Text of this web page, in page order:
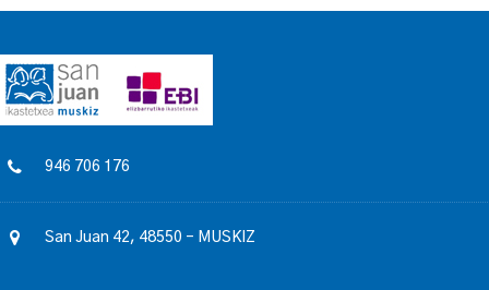
946 706 176
San Juan 42, 48550 – MUSKIZ